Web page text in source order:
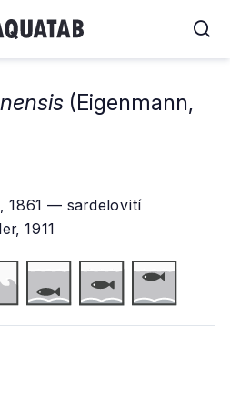
(Eigenmann,
1861 — sardelovití
1911